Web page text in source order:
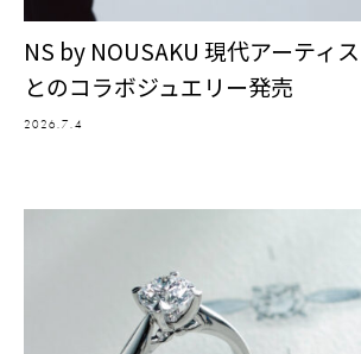
NS by NOUSAKU 現代アーティ
とのコラボジュエリー発売
2026.7.4